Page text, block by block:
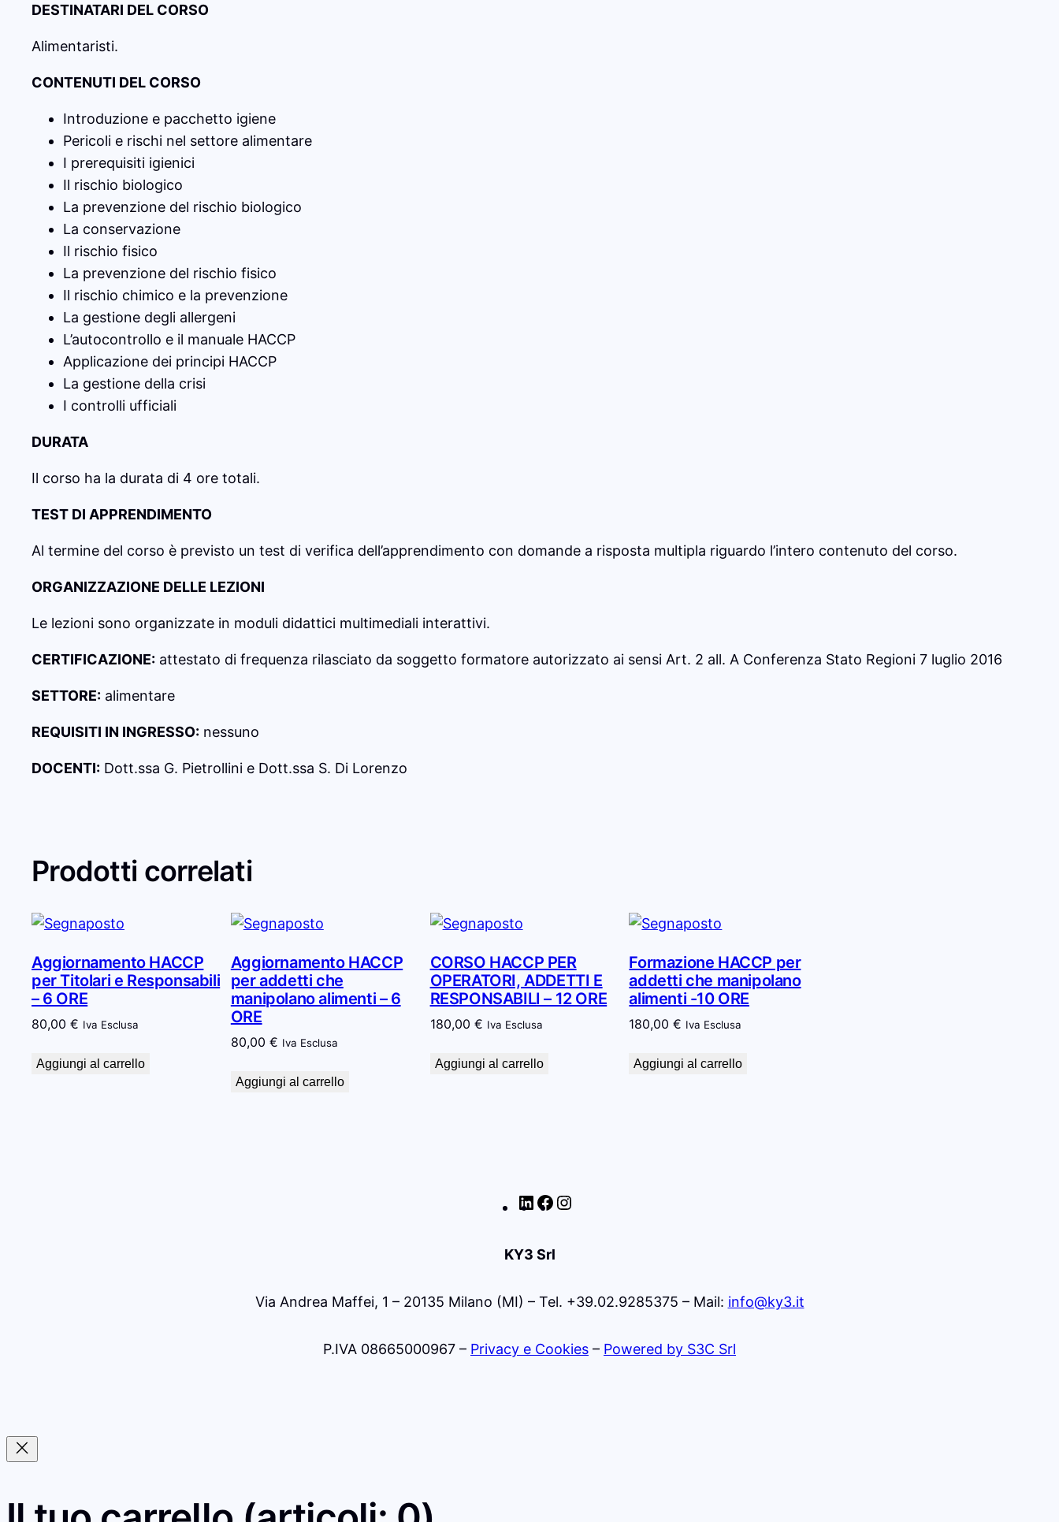
DESTINATARI DEL CORSO
Alimentaristi.
CONTENUTI DEL CORSO
Introduzione e pacchetto igiene
Pericoli e rischi nel settore alimentare
I prerequisiti igienici
Il rischio biologico
La prevenzione del rischio biologico
La conservazione
Il rischio fisico
La prevenzione del rischio fisico
Il rischio chimico e la prevenzione
La gestione degli allergeni
L’autocontrollo e il manuale HACCP
Applicazione dei principi HACCP
La gestione della crisi
I controlli ufficiali
DURATA
Il corso ha la durata di 4 ore totali.
TEST DI APPRENDIMENTO
Al termine del corso è previsto un test di verifica dell’apprendimento con domande a risposta multipla riguardo l’intero contenuto del corso.
ORGANIZZAZIONE DELLE LEZIONI
Le lezioni sono organizzate in moduli didattici multimediali interattivi.
CERTIFICAZIONE: attestato di frequenza rilasciato da soggetto formatore autorizzato ai sensi Art. 2 all. A Conferenza Stato Regioni 7 luglio 2016
SETTORE: alimentare
REQUISITI IN INGRESSO: nessuno
DOCENTI: Dott.ssa G. Pietrollini e Dott.ssa S. Di Lorenzo
Prodotti correlati
Aggiornamento HACCP
per Titolari e Responsabili
– 6 ORE
80,00 € Iva Esclusa
Aggiungi al carrello
Aggiornamento HACCP
per addetti che
manipolano alimenti – 6
ORE
80,00 € Iva Esclusa
Aggiungi al carrello
CORSO HACCP PER
OPERATORI, ADDETTI E
RESPONSABILI – 12 ORE
180,00 € Iva Esclusa
Aggiungi al carrello
Formazione HACCP per
addetti che manipolano
alimenti -10 ORE
180,00€ Iva Esclusa
Aggiungi al carrello
https://www.linkedin.com/company/ky3/?
Facebook
KY3 Srl
Via Andrea Maffei, 1 – 20135 Milano (MI) – Tel. +39.02.9285375 – Mail: info@ky3.it
P.IVA 08665000967 – Privacy e Cookies – Powered by S3C Srl